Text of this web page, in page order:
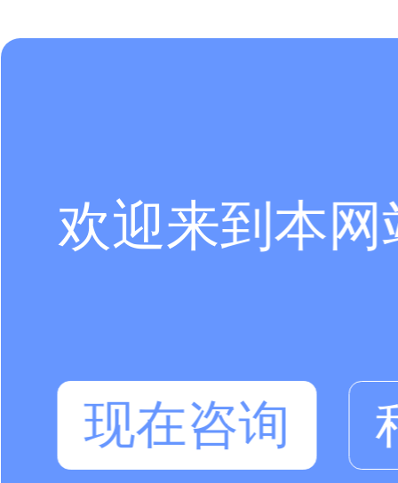
欢迎来到本
现在咨询